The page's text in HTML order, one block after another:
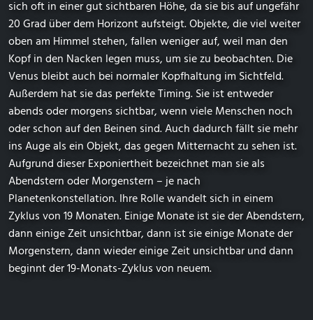
sich oft in einer gut sichtbaren Höhe, da sie bis auf ungefähr
20 Grad über dem Horizont aufsteigt. Objekte, die viel weiter
oben am Himmel stehen, fallen weniger auf, weil man den
Kopf in den Nacken legen muss, um sie zu beobachten. Die
Venus bleibt auch bei normaler Kopfhaltung im Sichtfeld.
Außerdem hat sie das perfekte Timing. Sie ist entweder
abends oder morgens sichtbar, wenn viele Menschen noch
oder schon auf den Beinen sind. Auch dadurch fällt sie mehr
ins Auge als ein Objekt, das gegen Mitternacht zu sehen ist.
Aufgrund dieser Exponiertheit bezeichnet man sie als
Abendstern oder Morgenstern – je nach
Planetenkonstellation. Ihre Rolle wandelt sich in einem
Zyklus von 19 Monaten. Einige Monate ist sie der Abendstern,
dann einige Zeit unsichtbar, dann ist sie einige Monate der
Morgenstern, dann wieder einige Zeit unsichtbar und dann
beginnt der 19-Monats-Zyklus von neuem.